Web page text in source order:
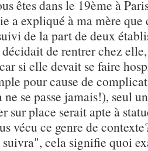
êtes dans le 19ème à
a expliqué à ma mère que
de la part de deux
de rentrer chez
si elle devait se faire
pour cause de
se passe jamais!), seul
sur place serait apte à
vécu ce genre de
cela signifie quoi